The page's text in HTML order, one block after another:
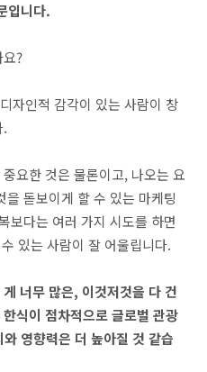
입니다.
?
자인적 감각이 있는 사람이 창
.
요한 것은 물론이고, 나오는 요
돋보이게 할 수 있는 마케팅
보다는 여러 가지 시도를 하면
있는 사람이 잘 어울립니다.
너무 많은, 이것저것을 다 건
식이 점차적으로 글로벌 관광
영향력은 더 높아질 것 같습